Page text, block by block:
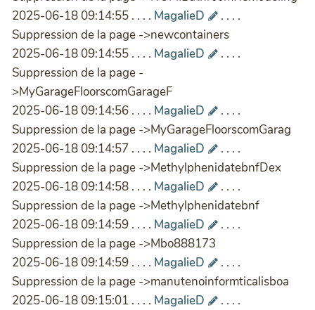
2025-06-18 09:14:55 . . . . MagalieD
. . . .
Suppression de la page ->newcontainers
2025-06-18 09:14:55 . . . . MagalieD
. . . .
Suppression de la page -
>MyGarageFloorscomGarageF
2025-06-18 09:14:56 . . . . MagalieD
. . . .
Suppression de la page ->MyGarageFloorscomGarag
2025-06-18 09:14:57 . . . . MagalieD
. . . .
Suppression de la page ->MethylphenidatebnfDex
2025-06-18 09:14:58 . . . . MagalieD
. . . .
Suppression de la page ->Methylphenidatebnf
2025-06-18 09:14:59 . . . . MagalieD
. . . .
Suppression de la page ->Mbo888173
2025-06-18 09:14:59 . . . . MagalieD
. . . .
Suppression de la page ->manutenoinformticalisboa
2025-06-18 09:15:01 . . . . MagalieD
. . . .